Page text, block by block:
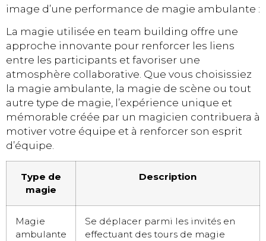
image d’une performance de magie ambulante :
La magie utilisée en team building offre une
approche innovante pour renforcer les liens
entre les participants et favoriser une
atmosphère collaborative. Que vous choisissiez
la magie ambulante, la magie de scène ou tout
autre type de magie, l’expérience unique et
mémorable créée par un magicien contribuera à
motiver votre équipe et à renforcer son esprit
d’équipe.
Type de
magie
Description
Magie
ambulante
Se déplacer parmi les invités en
effectuant des tours de magie